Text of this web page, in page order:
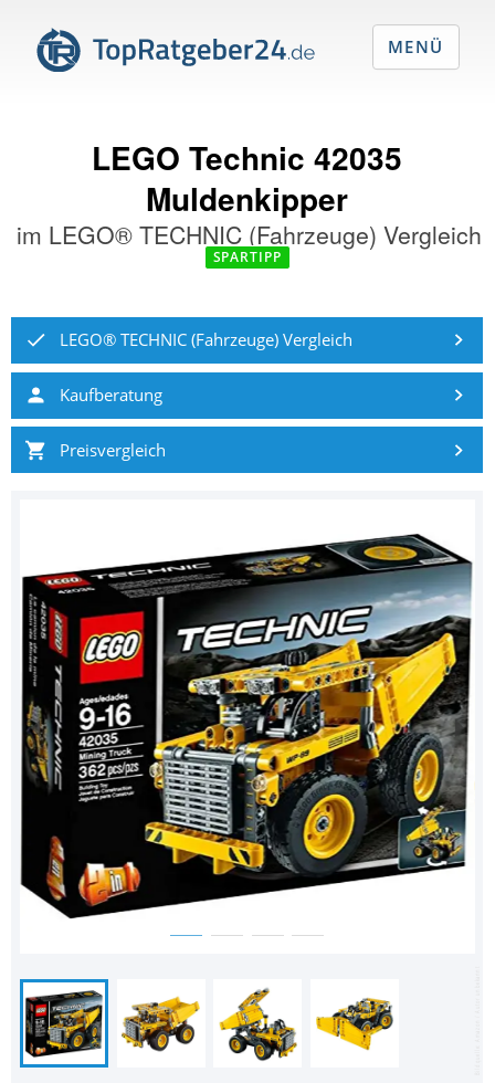
LEGO Technic 42035
Muldenkipper
im LEGO® TECHNIC (Fahrzeuge) Vergleich
SPARTIPP
LEGO® TECHNIC (Fahrzeuge) Vergleich
Kaufberatung
Preisvergleich
MENÜ